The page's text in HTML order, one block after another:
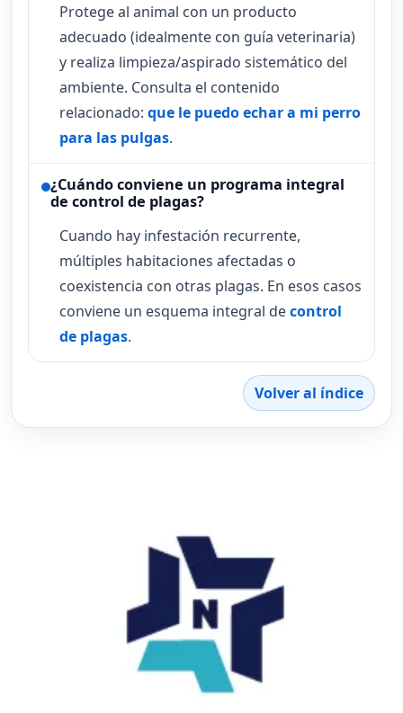
Protege al animal con un producto
adecuado (idealmente con guía veterinaria)
y realiza limpieza/aspirado sistemático del
ambiente. Consulta el contenido
relacionado: que le puedo echar a mi perro
para las pulgas.
¿Cuándo conviene un programa integral
de control de plagas?
Cuando hay infestación recurrente,
múltiples habitaciones afectadas o
coexistencia con otras plagas. En esos casos
conviene un esquema integral decontrol
de plagas.
Volver al índice